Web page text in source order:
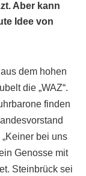
Aber kann
Idee von
dem hohen
die „WAZ“.
finden
bei uns
Genosse mit
Steinbrück sei